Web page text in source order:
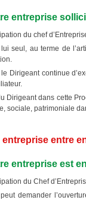
entreprise
du chef
lui seul, au terme de
Dirigeant continue
Dirigeant dans cette
sociale, patrimoniale
entreprise entre
entreprise est
du Chef
demander